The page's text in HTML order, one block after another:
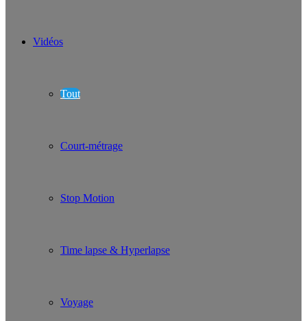
Vidéos
Tout
Court-métrage
Stop Motion
Time lapse & Hyperlapse
Voyage